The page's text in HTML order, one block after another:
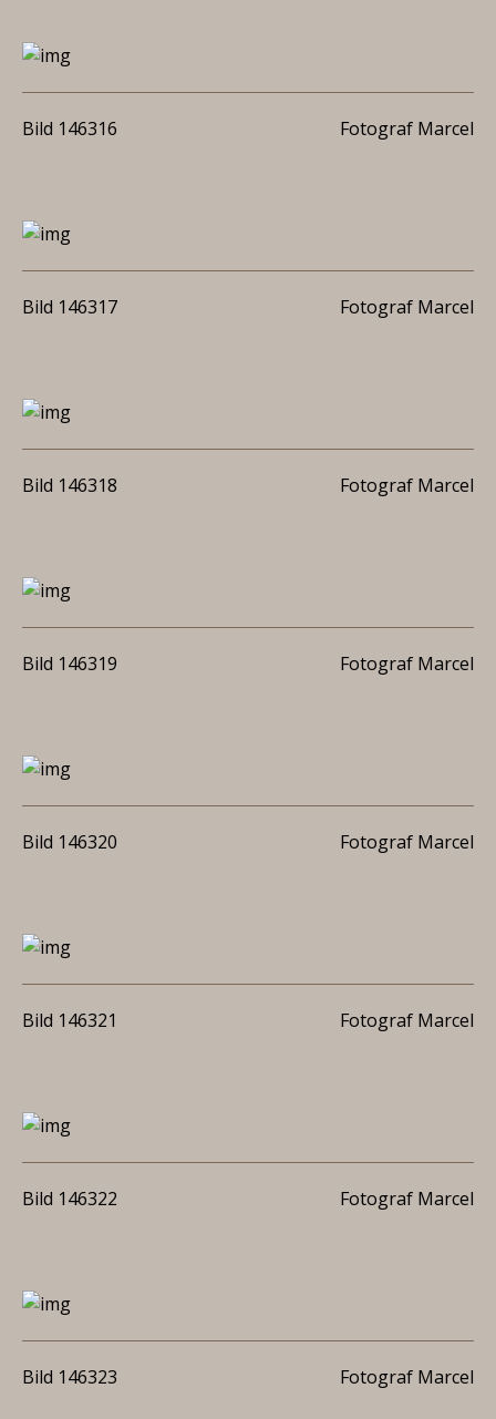
Bild 146316 Fotograf Marcel
Bild 146317 Fotograf Marcel
Bild 146318 Fotograf Marcel
Bild 146319 Fotograf Marcel
Bild 146320 Fotograf Marcel
Bild 146321 Fotograf Marcel
Bild 146322 Fotograf Marcel
Bild 146323 Fotograf Marcel